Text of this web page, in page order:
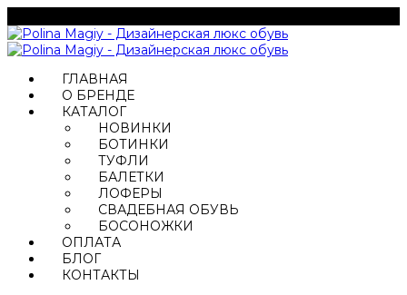
ГЛАВНАЯ
О БРЕНДЕ
КАТАЛОГ
НОВИНКИ
БОТИНКИ
ТУФЛИ
БАЛЕТКИ
ЛОФЕРЫ
СВАДЕБНАЯ ОБУВЬ
БОСОНОЖКИ
ОПЛАТА
БЛОГ
КОНТАКТЫ